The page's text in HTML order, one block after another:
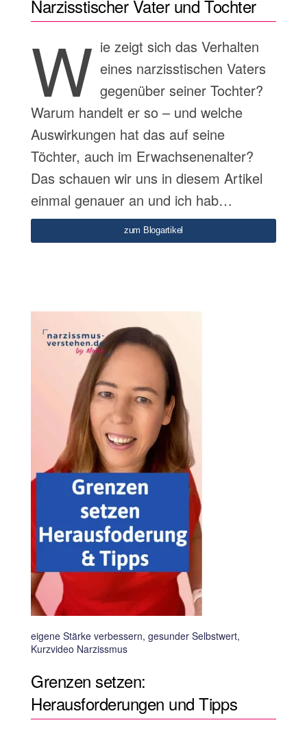
Narzisstischer Vater und Tochter
W ie zeigt sich das Verhalten
eines narzisstischen Vaters
gegenüber seiner Tochter?
Warum handelt er so – und welche
Auswirkungen hat das auf seine
Töchter, auch im Erwachsenenalter?
Das schauen wir uns in diesem Artikel
einmal genauer an und ich hab…
zum Blogartikel
eigene Stärke verbessern, gesunder Selbstwert,
Kurzvideo Narzissmus
Grenzen setzen:
Herausforderungen und Tipps